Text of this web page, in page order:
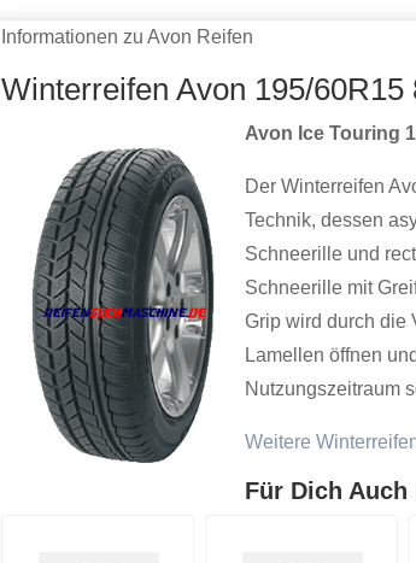
Informationen zu Avon Reifen
Winterreifen Avon 195/60R15
Avon Ice Touring
Der Winterreifen
Technik, dessen
Schneerille und
Schneerille mit
Grip wird durch die
Lamellen öffnen
Nutzungszeitraum
Weitere
Für Dich